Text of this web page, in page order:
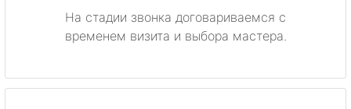
На стадии звонка договариваемся с
временем визита и выбора мастера.